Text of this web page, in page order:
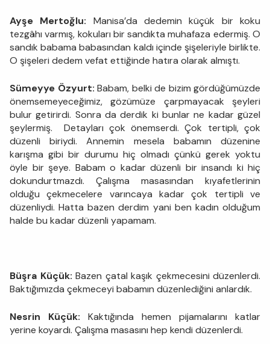
Ayşe Mertoğlu: Manisa’da dedemin küçük bir koku
tezgâhı varmış, kokuları bir sandıkta muhafaza edermiş. O
sandık babama babasından kaldı içinde şişeleriyle birlikte.
O şişeleri dedem vefat ettiğinde hatıra olarak almıştı.
Sümeyye Özyurt: Babam, belki de bizim gördüğümüzde
önemsemeyeceğimiz, gözümüze çarpmayacak şeyleri
bulur getirirdi. Sonra da derdik ki bunlar ne kadar güzel
şeylermiş. Detayları çok önemserdi. Çok tertipli, çok
düzenli biriydi. Annemin mesela babamın düzenine
karışma gibi bir durumu hiç olmadı çünkü gerek yoktu
öyle bir şeye. Babam o kadar düzenli bir insandı ki hiç
dokundurtmazdı. Çalışma masasından kıyafetlerinin
olduğu çekmecelere varıncaya kadar çok tertipli ve
düzenliydi. Hatta bazen derdim yani ben kadın olduğum
halde bu kadar düzenli yapamam.
Büşra Küçük: Bazen çatal kaşık çekmecesini düzenlerdi.
Baktığımızda çekmeceyi babamın düzenlediğini anlardık.
Nesrin Küçük: Kaktığında hemen pijamalarını katlar
yerine koyardı. Çalışma masasını hep kendi düzenlerdi.